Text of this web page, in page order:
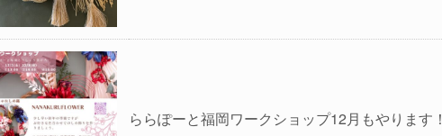
ららぽーと福岡ワークショップ12月もやります！